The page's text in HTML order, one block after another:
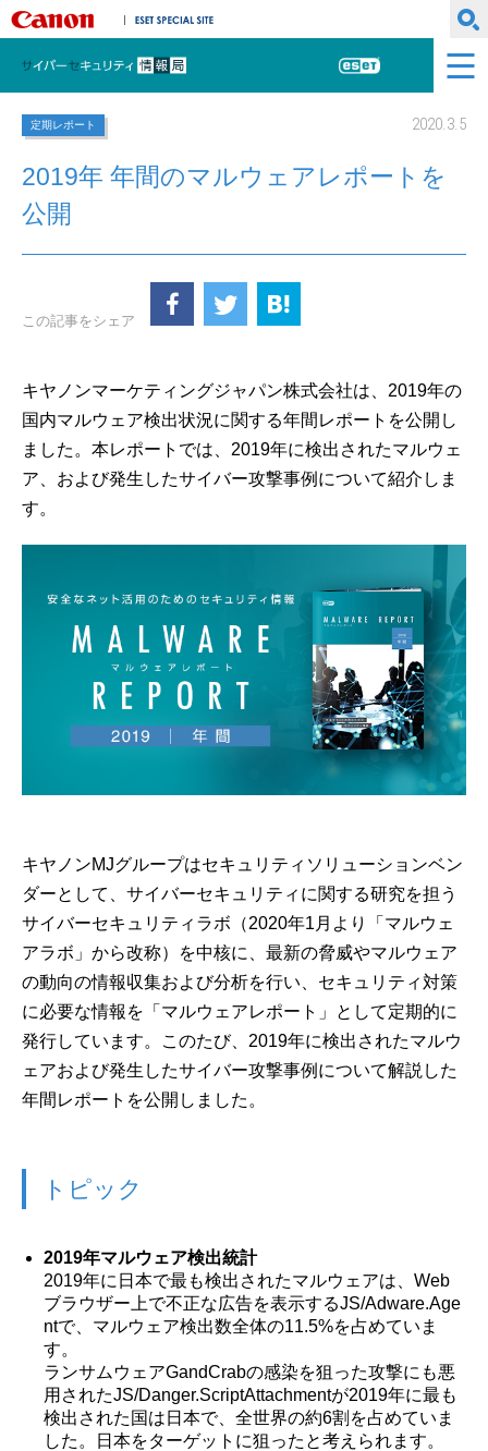
キヤノンマーケティングジャパン株式会社
サイバーセキュリティ情報局
ESET
定期レポート 2020.3.5
2019年 年間のマルウェアレポートを
公開
この記事をシェア
キヤノンマーケティングジャパン株式会社は、2019年の
国内マルウェア検出状況に関する年間レポートを公開し
ました。本レポートでは、2019年に検出されたマルウェ
ア、および発生したサイバー攻撃事例について紹介しま
す。
キヤノンMJグループはセキュリティソリューションベン
ダーとして、サイバーセキュリティに関する研究を担う
サイバーセキュリティラボ（2020年1月より「マルウェ
アラボ」から改称）を中核に、最新の脅威やマルウェア
の動向の情報収集および分析を行い、セキュリティ対策
に必要な情報を「マルウェアレポート」として定期的に
発行しています。このたび、2019年に検出されたマルウ
ェアおよび発生したサイバー攻撃事例について解説した
年間レポートを公開しました。
トピック
2019年マルウェア検出統計
2019年に日本で最も検出されたマルウェアは、Web
ブラウザー上で不正な広告を表示するJS/Adware.Age
ntで、マルウェア検出数全体の11.5%を占めていま
す。
ランサムウェアGandCrabの感染を狙った攻撃にも悪
用されたJS/Danger.ScriptAttachmentが2019年に最も
検出された国は日本で、全世界の約6割を占めていま
した。日本をターゲットに狙ったと考えられます。